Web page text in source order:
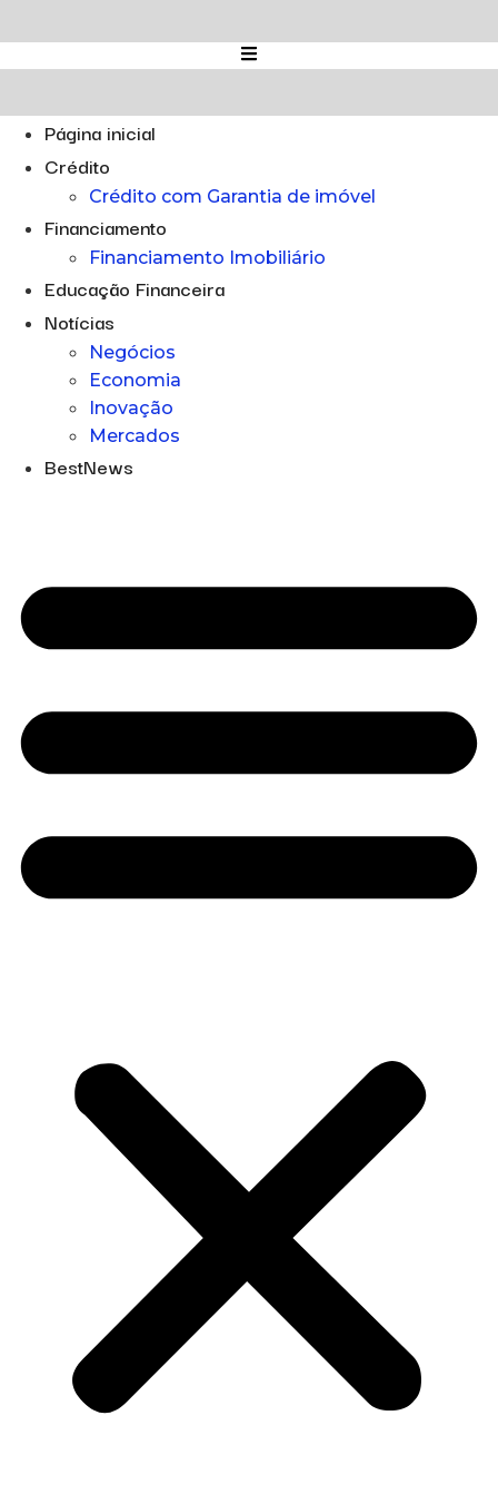
para
o
Página inicial
Crédito
Crédito com Garantia de imóvel
Financiamento
Financiamento Imobiliário
Educação Financeira
Notícias
Negócios
Economia
Inovação
Mercados
BestNews